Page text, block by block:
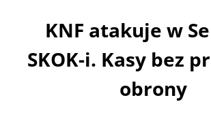
KNF atakuje w
SKOK-i. Kasy bez
obrony